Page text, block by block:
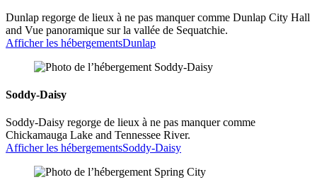
Dunlap regorge de lieux à ne pas manquer comme Dunlap City Hall
and Vue panoramique sur la vallée de Sequatchie.
Afficher les hébergementsDunlap
Soddy-Daisy
Soddy-Daisy regorge de lieux à ne pas manquer comme
Chickamauga Lake and Tennessee River.
Afficher les hébergementsSoddy-Daisy